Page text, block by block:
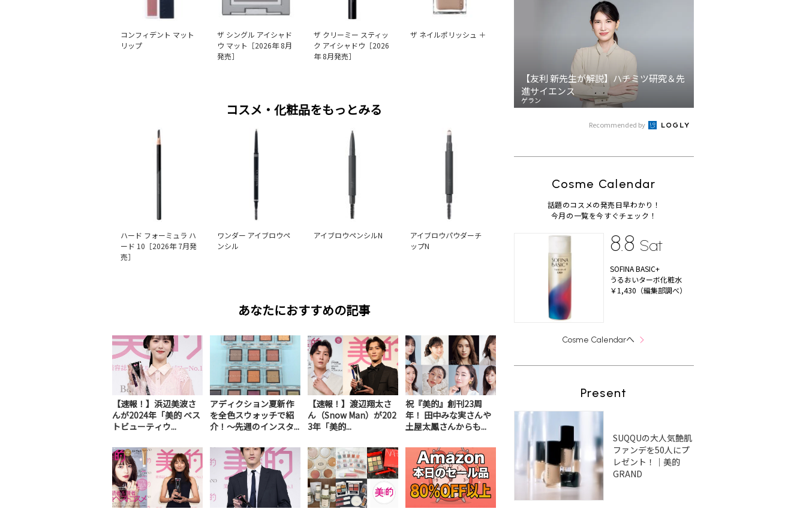
コンフィデント マット
リップ
ザ シングル アイシャド
ウ マット［2026年 8月
発売］
ザ クリーミー スティッ
ク アイシャドウ［2026
年 8月発売］
ザ ネイルポリッシュ ＋
コスメ・化粧品をもっとみる
ハード フォーミュラ ハ
ード 10［2026年 7月発
売］
ワンダー アイブロウペ
ンシル
アイブロウペンシルN
アイブロウパウダーチ
ップN
あなたにおすすめの記事
【速報！】浜辺美波さ
んが2024年「美的 ベス
トビューティウ...
アディクション夏新作
を全色スウォッチで紹
介！～先週のインスタ...
【速報！】渡辺翔太さ
ん（Snow Man）が202
3年「美的...
祝『美的』創刊23周
年！ 田中みな実さんや
土屋太鳳さんからも...
【友利 新先生が解説】ハチミツ研究＆先
進サイエンス
ゲラン
Recommended by
Cosme Calendar
話題のコスメの発売日早わかり！
今月の一覧を今すぐチェック！
8.8 Sat
SOFINA BASIC+
うるおいターボ化粧水
￥1,430（編集部調べ）
Cosme Calendarへ
Present
SUQQUの大人気艶肌
ファンデを50人にプ
レゼント！｜美的
GRAND